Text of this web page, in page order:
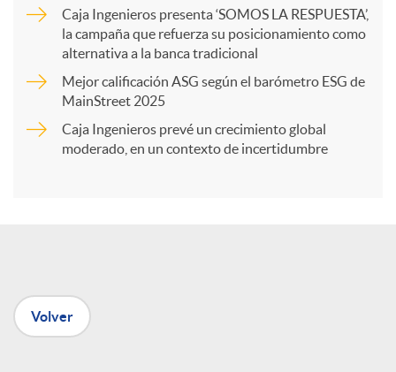
a
r
t
e
Caja Ingenieros presenta ‘SOMOS LA RESPUESTA’,
la campaña que refuerza su posicionamiento como
alternativa a la banca tradicional
Mejor calificación ASG según el barómetro ESG de
MainStreet 2025
Caja Ingenieros prevé un crecimiento global
moderado, en un contexto de incertidumbre
Volver